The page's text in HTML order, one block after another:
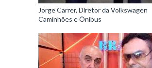
Jorge Carrer, Diretor da Volkswagen
Caminhões e Ônibus